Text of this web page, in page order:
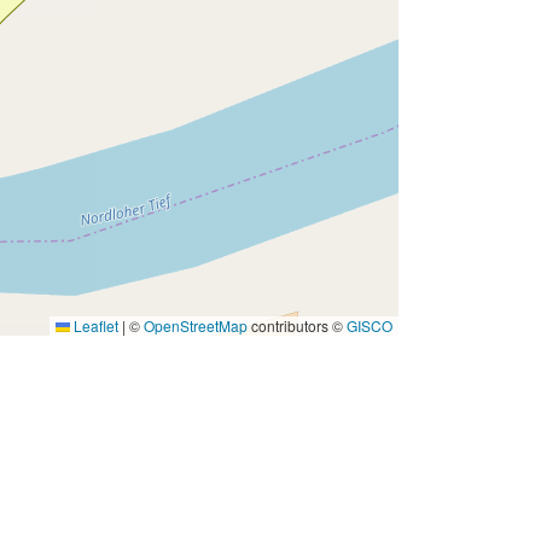
Leaflet | ©OpenStreetMapcontributors ©GISCO